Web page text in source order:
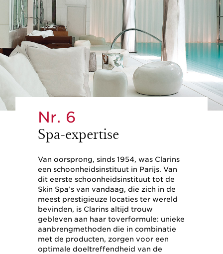
Nr. 6
Spa-expertise
Van oorsprong, sinds 1954, was Clarins
een schoonheidsinstituut in Parijs. Van
dit eerste schoonheidsinstituut tot de
Skin Spa’s van vandaag, die zich in de
meest prestigieuze locaties ter wereld
bevinden, is Clarins altijd trouw
gebleven aan haar toverformule: unieke
aanbrengmethoden die in combinatie
met de producten, zorgen voor een
optimale doeltreffendheid van de